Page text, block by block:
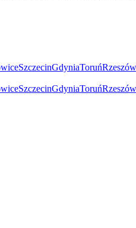
SzczecinGdyniaToruńRzeszów
SzczecinGdyniaToruńRzeszów